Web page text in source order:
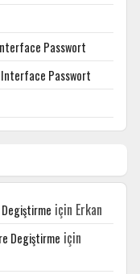
Passwort
Passwort
Degiştirme için Erkan
Degiştirme için